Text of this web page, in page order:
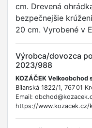
cm. Drevená
bezpečnejšie
20 cm. Vyrobené v
Výrobca/dovozca
2023/988
KOZÁČEK Velkoobchod
Bílanská 1822/1, 767 01
Email:
https://www.kozacek.cz/